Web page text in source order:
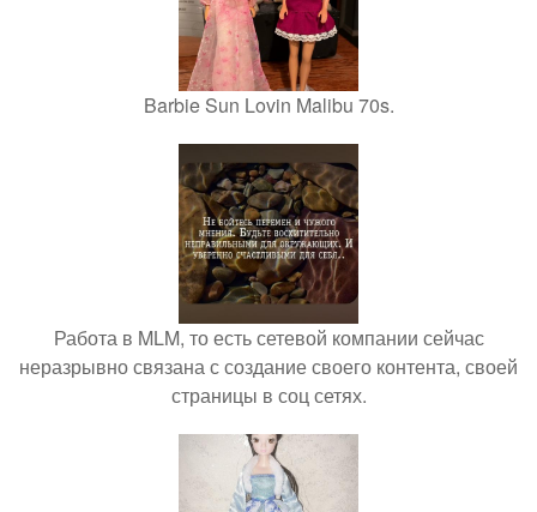
Barbie Sun Lovin Malibu 70s.
Работа в MLM, то есть сетевой компании сейчас
неразрывно связана с создание своего контента, своей
страницы в соц сетях.